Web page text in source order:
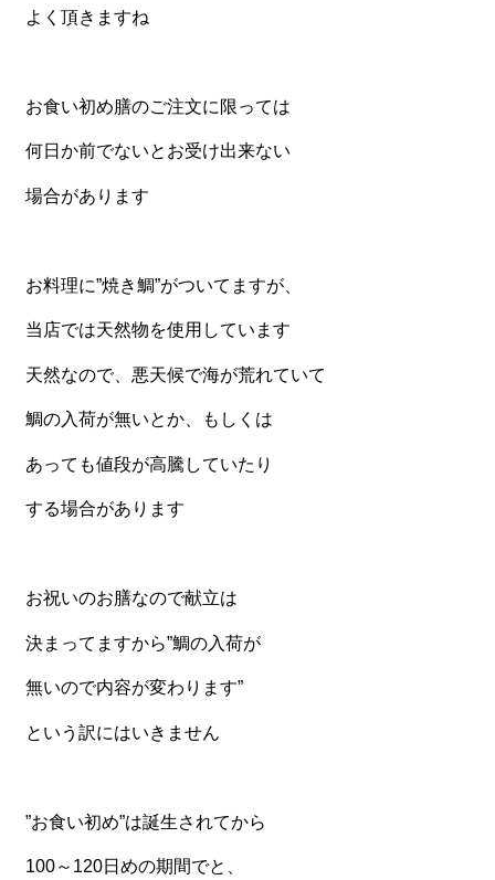
高級弁当
一品料理
お食い初め・お子様膳
無料貸し出し
お知らせ
スタッフブログ
よく頂きますね
お食い初め膳のご注文に限っては
何日か前でないとお受け出来ない
場合があります
お料理に”焼き鯛”がついてますが、
当店では天然物を使用しています
天然なので、悪天候で海が荒れていて
鯛の入荷が無いとか、もしくは
あっても値段が高騰していたり
する場合があります
お祝いのお膳なので献立は
決まってますから”鯛の入荷が
無いので内容が変わります”
という訳にはいきません
”お食い初め”は誕生されてから
100～120日めの期間でと、